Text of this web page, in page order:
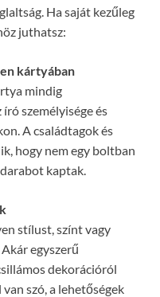
Ha saját kezűleg
juthatsz:
kártyában
mindig
személyisége és
A családtagok és
hogy nem egy boltban
kaptak.
stílust, színt vagy
egyszerű
dekorációról
szó, a lehetőségek